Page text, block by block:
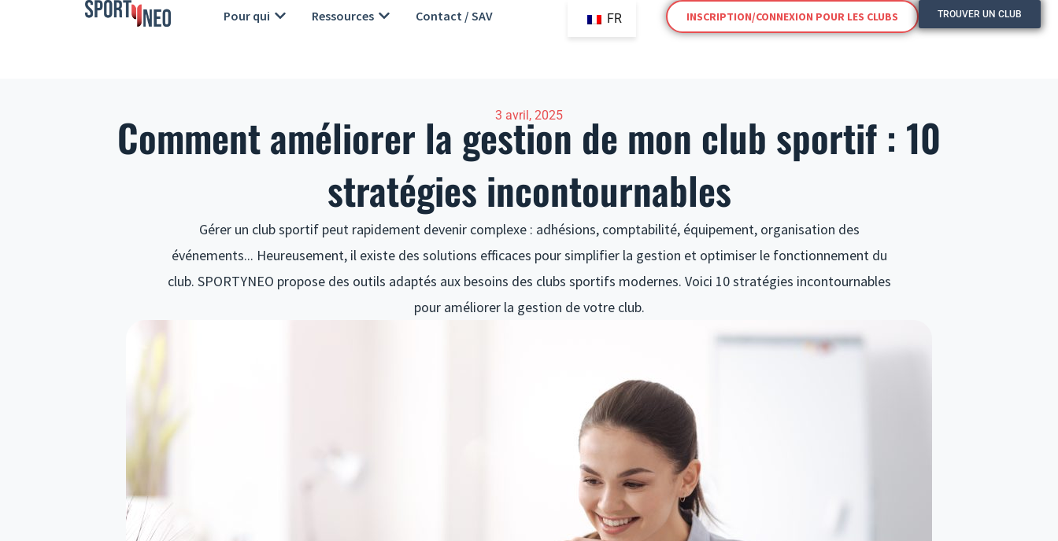
Pour qui Open Pour qui
Ressources Open Ressources
Contact / SAV FR INSCRIPTION/CONNEXION POUR LES CLUBS TROUVER UN CLUB
3 avril, 2025
Comment améliorer la gestion de mon club sportif : 10
stratégies incontournables
Gérer un club sportif peut rapidement devenir complexe : adhésions, comptabilité, équipement, organisation des
événements... Heureusement, il existe des solutions efficaces pour simplifier la gestion et optimiser le fonctionnement du
club. SPORTYNEO propose des outils adaptés aux besoins des clubs sportifs modernes. Voici 10 stratégies incontournables
pour améliorer la gestion de votre club.